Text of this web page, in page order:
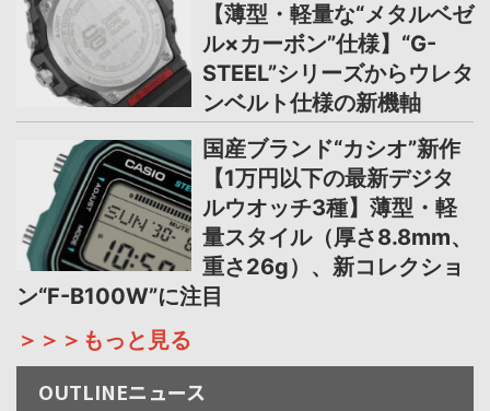
【薄型・軽量な“メタルベゼ
ル×カーボン”仕様】“G-
STEEL”シリーズからウレタ
ンベルト仕様の新機軸
国産ブランド“カシオ”新作
【1万円以下の最新デジタ
ルウオッチ3種】薄型・軽
量スタイル（厚さ8.8mm、
重さ26g）、新コレクショ
ン“F-B100W”に注目
＞＞＞もっと見る
OUTLINEニュース